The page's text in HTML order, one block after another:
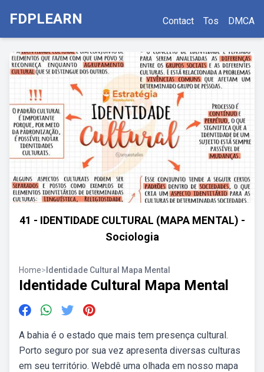
FDPLEARN Contact Tos DMCA
41 - IDENTIDADE CULTURAL (MAPA MENTAL) -
Sociologia
Home> Identidade Cultural Mapa Mental
Identidade Cultural Mapa Mental
A bahia é o estado que mais tem presença cultural.
Porto seguro por sua vez apresenta diversas culturas
em seu território. Webdê uma olhada em nosso mapa